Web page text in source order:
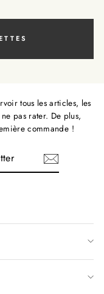
tous les articles, les
pas rater. De plus,
commande !